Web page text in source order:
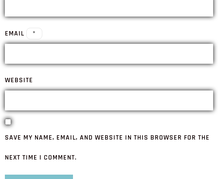
EMAIL *
WEBSITE
SAVE MY NAME, EMAIL, AND WEBSITE IN THIS BROWSER FOR THE
NEXT TIME I COMMENT.